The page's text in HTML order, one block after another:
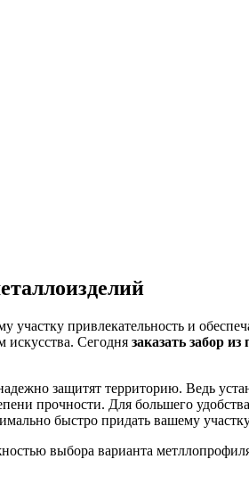
привлекательность и
искусства. Сегодня заказать забор
защитят территорию. Ведь
прочности. Для большего
быстро придать вашему
выбора варианта